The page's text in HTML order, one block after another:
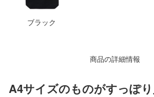
ブラック
商品の詳細情報
A4サイズのものがすっぽ